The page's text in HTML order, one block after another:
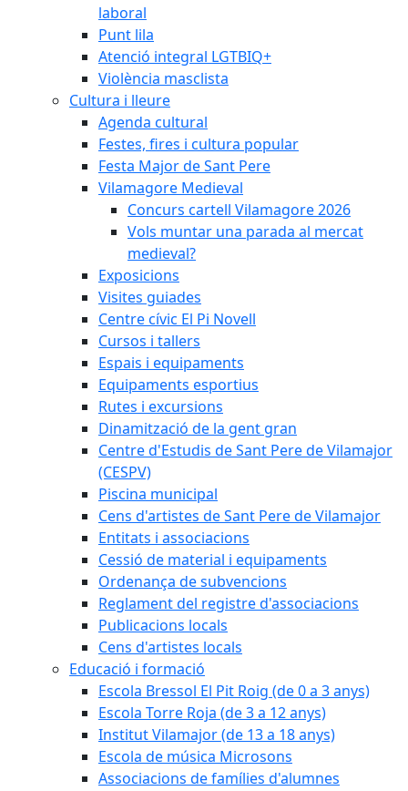
laboral
Punt lila
Atenció integral LGTBIQ+
Violència masclista
Cultura i lleure
Agenda cultural
Festes, fires i cultura popular
Festa Major de Sant Pere
Vilamagore Medieval
Concurs cartell Vilamagore 2026
Vols muntar una parada al mercat
medieval?
Exposicions
Visites guiades
Centre cívic El Pi Novell
Cursos i tallers
Espais i equipaments
Equipaments esportius
Rutes i excursions
Dinamització de la gent gran
Centre d'Estudis de Sant Pere de Vilamajor
(CESPV)
Piscina municipal
Cens d'artistes de Sant Pere de Vilamajor
Entitats i associacions
Cessió de material i equipaments
Ordenança de subvencions
Reglament del registre d'associacions
Publicacions locals
Cens d'artistes locals
Educació i formació
Escola Bressol El Pit Roig (de 0 a 3 anys)
Escola Torre Roja (de 3 a 12 anys)
Institut Vilamajor (de 13 a 18 anys)
Escola de música Microsons
Associacions de famílies d'alumnes